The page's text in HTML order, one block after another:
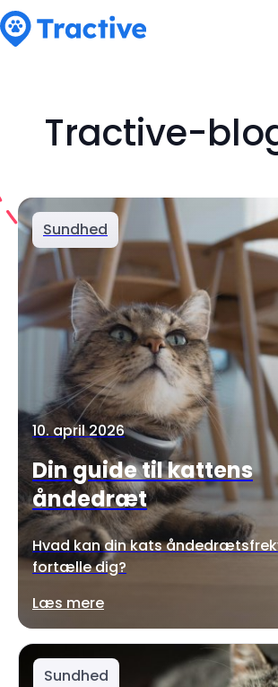
Tractive-
Sundhed
10. april 2026
Din guide til kattens
åndedræt
Hvad kan din kats
fortælle dig?
Læs mere
Sundhed